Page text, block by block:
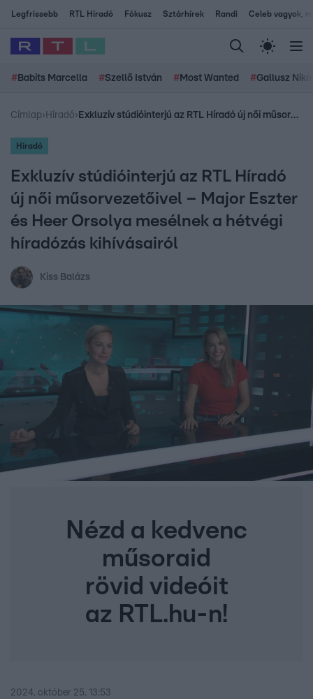
Legfrissebb RTL Híradó Fókusz Sztárhírek Randi Celeb vagyok,
# Babits Marcella #Szellő István # Most Wanted #Gallusz
Címlap› Híradó› Exkluzív stúdióinterjú az RTL Híradó új női műsorvezetőivel – Major Eszter és Heer Orsolya mesélnek a hétvégi híradózás kihívásairól
Híradó
Exkluzív stúdióinterjú az RTL Híradó
új női műsorvezetőivel – Major Eszter
és Heer Orsolya mesélnek a hétvégi
híradózás kihívásairól
Kiss Balázs
Nézd a kedvenc
műsoraid
rövid videóit
az RTL.hu-n!
2024. október 25. 13:53